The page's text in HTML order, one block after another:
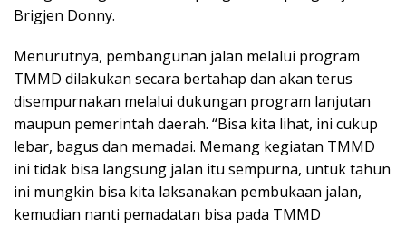
Brigjen Donny.
Menurutnya, pembangunan jalan melalui program
TMMD dilakukan secara bertahap dan akan terus
disempurnakan melalui dukungan program lanjutan
maupun pemerintah daerah. “Bisa kita lihat, ini cukup
lebar, bagus dan memadai. Memang kegiatan TMMD
ini tidak bisa langsung jalan itu sempurna, untuk tahun
ini mungkin bisa kita laksanakan pembukaan jalan,
kemudian nanti pemadatan bisa pada TMMD